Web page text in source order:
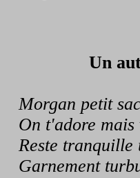
Un
Morgan petit
On t'adore mais
Reste tranquille
Garnement